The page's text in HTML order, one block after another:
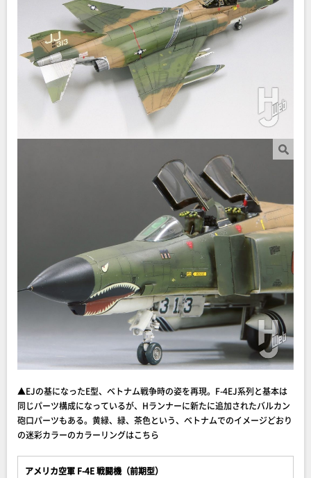
▲EJの基になったE型、ベトナム戦争時の姿を再現。F-4EJ系列と基本は
同じパーツ構成になっているが、Hランナーに新たに追加されたバルカン
砲口パーツもある。黄緑、緑、茶色という、ベトナムでのイメージどおり
の迷彩カラーのカラーリングはこちら
アメリカ空軍 F-4E 戦闘機（前期型）